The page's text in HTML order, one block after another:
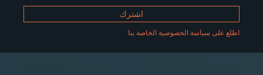
اطلع على سياسة الخصوصية الخاصة بنا